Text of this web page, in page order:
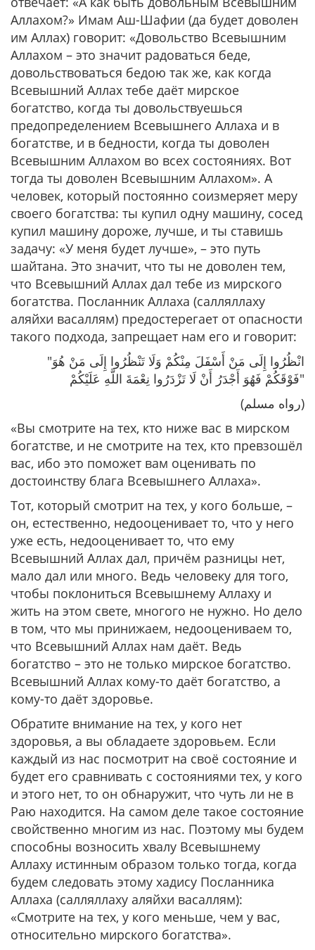
Аллахом?» Имам Аш-Шафии (да будет доволен
им Аллах) говорит: «Довольство Всевышним
Аллахом – это значит радоваться беде,
довольствоваться бедою так же, как когда
Всевышний Аллах тебе даёт мирское
богатство, когда ты довольствуешься
предопределением Всевышнего Аллаха и в
богатстве, и в бедности, когда ты доволен
Всевышним Аллахом во всех состояниях. Вот
тогда ты доволен Всевышним Аллахом». А
человек, который постоянно соизмеряет меру
своего богатства: ты купил одну машину, сосед
купил машину дороже, лучше, и ты ставишь
задачу: «У меня будет лучше», – это путь
шайтана. Это значит, что ты не доволен тем,
что Всевышний Аллах дал тебе из мирского
богатства. Посланник Аллаха (салляллаху
аляйхи васаллям) предостерегает от опасности
такого подхода, запрещает нам его и говорит:
"انْظُرُوا إِلَى مَنْ أَسْفَلَ مِنْكُمْ وَلَا تَنْظُرُوا إِلَى مَنْ هُوَ
فَوْقَكُمْ فَهُوَ أَجْدَرُ أَنْ لَا تَزْدَرُوا نِعْمَةَ اللَّهِ عَلَيْكُمْ"
(رواه مسلم)
«Вы смотрите на тех, кто ниже вас в мирском
богатстве, и не смотрите на тех, кто превзошёл
вас, ибо это поможет вам оценивать по
достоинству блага Всевышнего Аллаха».
Тот, который смотрит на тех, у кого больше, –
он, естественно, недооценивает то, что у него
уже есть, недооценивает то, что ему
Всевышний Аллах дал, причём разницы нет,
мало дал или много. Ведь человеку для того,
чтобы поклониться Всевышнему Аллаху и
жить на этом свете, многого не нужно. Но дело
в том, что мы принижаем, недооцениваем то,
что Всевышний Аллах нам даёт. Ведь
богатство – это не только мирское богатство.
Всевышний Аллах кому-то даёт богатство, а
кому-то даёт здоровье.
Обратите внимание на тех, у кого нет
здоровья, а вы обладаете здоровьем. Если
каждый из нас посмотрит на своё состояние и
будет его сравнивать с состояниями тех, у кого
и этого нет, то он обнаружит, что чуть ли не в
Раю находится. На самом деле такое состояние
свойственно многим из нас. Поэтому мы будем
способны возносить хвалу Всевышнему
Аллаху истинным образом только тогда, когда
будем следовать этому хадису Посланника
Аллаха (салляллаху аляйхи васаллям):
«Смотрите на тех, у кого меньше, чем у вас,
относительно мирского богатства».